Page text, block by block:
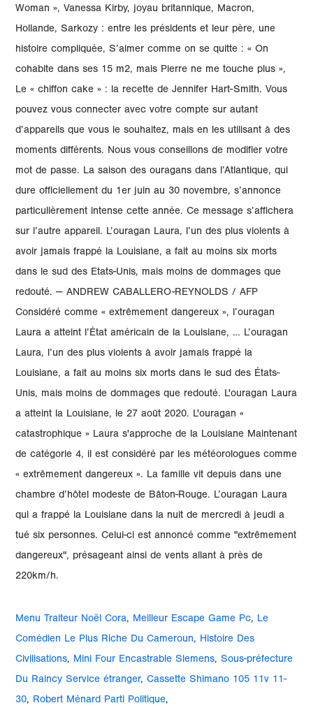
Menu Traiteur Noël Cora, Meilleur Escape Game Pc, Le
Comédien Le Plus Riche Du Cameroun, Histoire Des
Civilisations, Mini Four Encastrable Siemens,Sous-préfecture
Du Raincy Service étranger,Cassette Shimano 105 11v 11-
30, Robert Ménard Parti Politique,